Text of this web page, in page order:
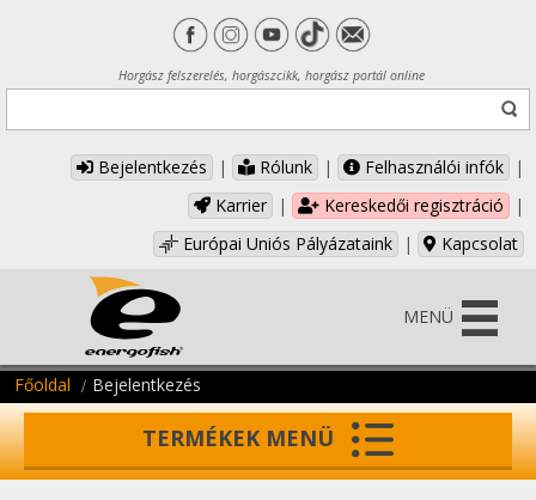
Horgász felszerelés, horgászcikk, horgász portál online
Bejelentkezés | Rólunk | Felhasználói infók
|
Karrier
| Kereskedői regisztráció
|
Európai Uniós Pályázataink
| Kapcsolat
MENÜ
Főoldal Bejelentkezés
TERMÉKEK MENÜ